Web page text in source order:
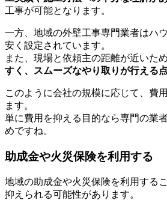
工事が可能となります。
一方、地域の外壁工事専門業者はハ
安く設定されています。
また、現場と依頼主の距離が近いため
すく、スムーズなやり取りが行える点
このように会社の規模に応じて、費
ます。
単に費用を抑える目的なら専門の業
めですね。
助成金や火災保険を利用する
地域の助成金や火災保険を利用する
抑えられる可能性があります。